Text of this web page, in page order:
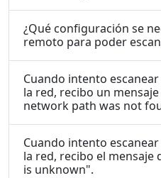
¿Qué configuración se
remoto para poder
Cuando intento
la red, recibo un
network path was not
Cuando intento
la red, recibo el
is unknown".